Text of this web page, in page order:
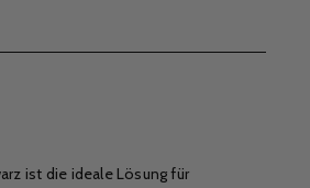
ist die ideale Lösung für